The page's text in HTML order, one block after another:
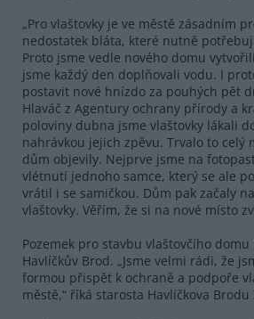
„Pro vlaštovky je ve městě zásadním
nedostatek bláta, které nutně
Proto jsme vedle nového domu
jsme každý den doplňovali vodu. I
postavit nové hnízdo za pouhých pět
Hlaváč z Agentury ochrany přírody a
poloviny dubna jsme vlaštovky lákali
nahrávkou jejich zpěvu. Trvalo to celý
dům objevily. Nejprve jsme na
vlétnutí jednoho samce, který se ale
vrátil i se samičkou. Dům pak začaly
vlaštovky. Věřím, že si na nové místo
Pozemek pro stavbu vlaštovčího
Havlíčkův Brod. „Jsme velmi rádi, že
formou přispět k ochraně a podpoře
městě,“ říká starosta Havlíčkova Brodu